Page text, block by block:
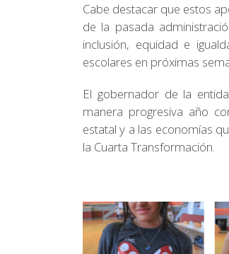
Cabe destacar que estos
de la pasada
inclusión, equidad e
escolares en próximas
El gobernador de la
manera progresiva año
estatal y a las economías
la Cuarta Transformación.